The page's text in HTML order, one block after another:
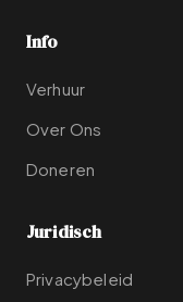
Info
Verhuur
Over Ons
Doneren
Juridisch
Privacybeleid